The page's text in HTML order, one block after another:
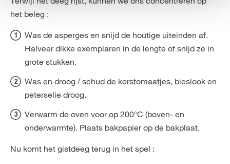
het beleg :
Was de asperges en snijd de houtige uiteinden af.
Halveer dikke exemplaren in de lengte of snijd ze in
grote stukken.
Was en droog / schud de kerstomaatjes, bieslook en
peterselie droog.
Verwarm de oven voor op 200°C (boven- en
onderwarmte). Plaats bakpapier op de bakplaat.
Nu komt het gistdeeg terug in het spel :